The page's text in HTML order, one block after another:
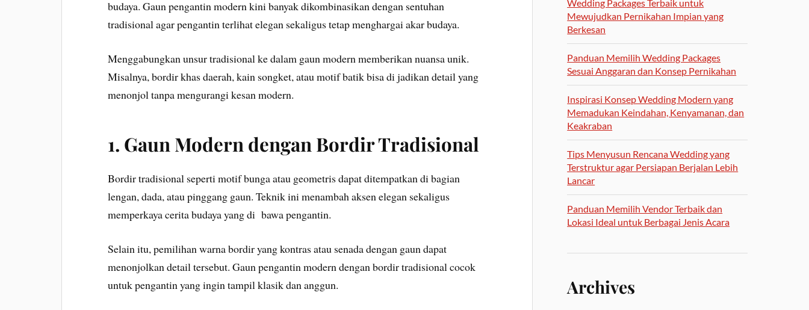
budaya. Gaun pengantin modern kini banyak dikombinasikan dengan sentuhan
tradisional agar pengantin terlihat elegan sekaligus tetap menghargai akar budaya.
Menggabungkan unsur tradisional ke dalam gaun modern memberikan nuansa unik.
Misalnya, bordir khas daerah, kain songket, atau motif batik bisa di jadikan detail yang
menonjol tanpa mengurangi kesan modern.
1. Gaun Modern dengan Bordir Tradisional
Bordir tradisional seperti motif bunga atau geometris dapat ditempatkan di bagian
lengan, dada, atau pinggang gaun. Teknik ini menambah aksen elegan sekaligus
memperkaya cerita budaya yang di bawa pengantin.
Selain itu, pemilihan warna bordir yang kontras atau senada dengan gaun dapat
menonjolkan detail tersebut. Gaun pengantin modern dengan bordir tradisional cocok
untuk pengantin yang ingin tampil klasik dan anggun.
Wedding Packages Terbaik untuk
Mewujudkan Pernikahan Impian yang
Berkesan
Panduan Memilih Wedding Packages
Sesuai Anggaran dan Konsep Pernikahan
Inspirasi Konsep Wedding Modern yang
Memadukan Keindahan, Kenyamanan, dan
Keakraban
Tips Menyusun Rencana Wedding yang
Terstruktur agar Persiapan Berjalan Lebih
Lancar
Panduan Memilih Vendor Terbaik dan
Lokasi Ideal untuk Berbagai Jenis Acara
Archives